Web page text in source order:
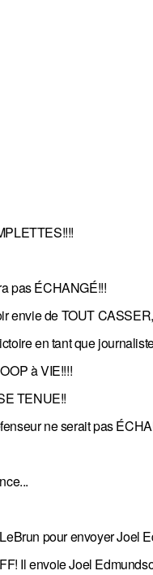
pas ÉCHANGÉ!!!
envie de TOUT
en tant que
à VIE!!!!
TENUE!!
ne serait pas
pour envoyer Joel
Il envoie Joel